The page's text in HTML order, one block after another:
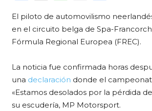
c
e
o
o
k
a
ts
p
p
ai
l
m
p
ti
r
El piloto de automovilismo
en el circuito belga de Spa-
Fórmula Regional Europea (FREC).
La noticia fue confirmada horas
una declaración donde el
«Estamos desolados por la pérdida
su escudería, MP Motorsport.